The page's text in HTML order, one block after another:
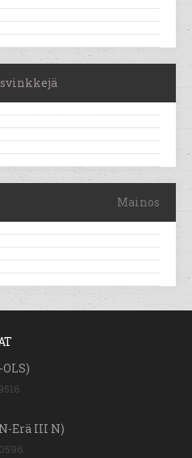
Mainos
OLS)
N-Erä III N)